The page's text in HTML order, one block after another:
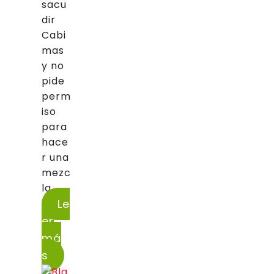
sacu
dir
Cabi
mas
y no
pide
perm
iso
para
hace
r una
mezc
la...
Le
er
má
s